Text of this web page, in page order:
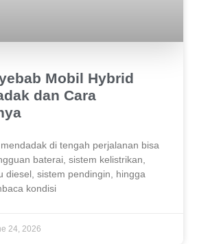
Mobil Hybrid
dan Cara
di tengah perjalanan bisa
baterai, sistem kelistrikan,
diesel, sistem pendingin, hingga
kondisi
24, 2026